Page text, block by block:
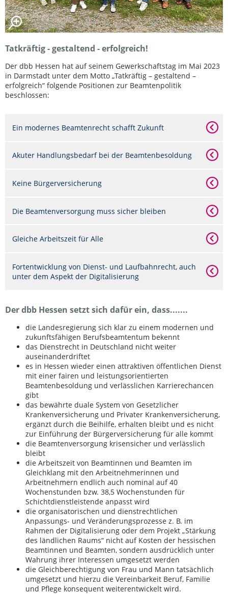
Tatkräftig - gestaltend - erfolgreich!
Der dbb Hessen hat auf seinem Gewerkschaftstag im Mai 2023
in Darmstadt unter dem Motto „Tatkräftig – gestaltend –
erfolgreich“ folgende Positionen zur Beamtenpolitik
beschlossen:
Ein modernes Beamtenrecht schafft Zukunft
Akuter Handlungsbedarf bei der Beamtenbesoldung
Keine Bürgerversicherung
Die Beamtenversorgung muss sicher bleiben
Gleiche Arbeitszeit für Alle
Fortentwicklung von Dienst- und Laufbahnrecht, auch
unter dem Aspekt der Digitalisierung
Der dbb Hessen setzt sich dafür ein, dass.......
die Landesregierung sich klar zu einem modernen und
zukunftsfähigen Berufsbeamtentum bekennt
das Dienstrecht in Deutschland nicht weiter
auseinanderdriftet
es in Hessen wieder einen attraktiven öffentlichen Dienst
mit einer fairen und leistungsorientierten
Beamtenbesoldung und verlässlichen Karrierechancen
gibt
das bewährte duale System von Gesetzlicher
Krankenversicherung und Privater Krankenversicherung,
ergänzt durch die Beihilfe, erhalten bleibt und es nicht
zur Einführung der Bürgerversicherung für alle kommt
die Beamtenversorgung krisensicher und verlässlich
bleibt
die Arbeitszeit von Beamtinnen und Beamten im
Gleichklang mit den Arbeitnehmerinnen und
Arbeitnehmern endlich auch nominal auf 40
Wochenstunden bzw. 38,5 Wochenstunden für
Schichtdienstleistende anpasst wird
die organisatorischen und dienstrechtlichen
Anpassungs- und Veränderungsprozesse z. B. im
Rahmen der Digitalisierung oder dem Projekt „Stärkung
des ländlichen Raums“ nicht auf Kosten der hessischen
Beamtinnen und Beamten, sondern ausdrücklich unter
Wahrung ihrer Interessen umgesetzt werden
die Gleichberechtigung von Frau und Mann tatsächlich
umgesetzt und hierzu die Vereinbarkeit Beruf, Familie
und Pflege konsequent weiterentwickelt wird.